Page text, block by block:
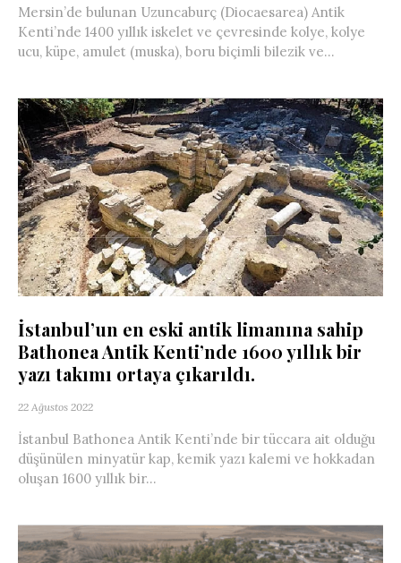
Mersin’de bulunan Uzuncaburç (Diocaesarea) Antik
Kenti’nde 1400 yıllık iskelet ve çevresinde kolye, kolye
ucu, küpe, amulet (muska), boru biçimli bilezik ve...
İstanbul’un en eski antik limanına sahip
Bathonea Antik Kenti’nde 1600 yıllık bir
yazı takımı ortaya çıkarıldı.
22 Ağustos 2022
İstanbul Bathonea Antik Kenti’nde bir tüccara ait olduğu
düşünülen minyatür kap, kemik yazı kalemi ve hokkadan
oluşan 1600 yıllık bir...